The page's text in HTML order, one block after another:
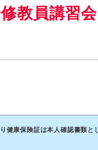
教員講習
健康保険証は本人確認書類と